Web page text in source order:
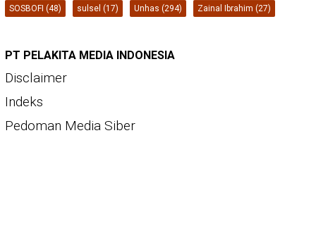
SOSBOFI (48) sulsel (17) Unhas (294) Zainal Ibrahim (27)
PT PELAKITA MEDIA INDONESIA
Disclaimer
Indeks
Pedoman Media Siber